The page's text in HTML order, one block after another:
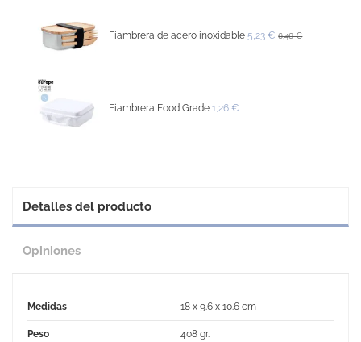
Fiambrera de acero inoxidable 5,23 € 6,46 €
Fiambrera Food Grade 1,26 €
Detalles del producto
Opiniones
Medidas 18 x 9.6 x 10.6 cm
Peso 408 gr.